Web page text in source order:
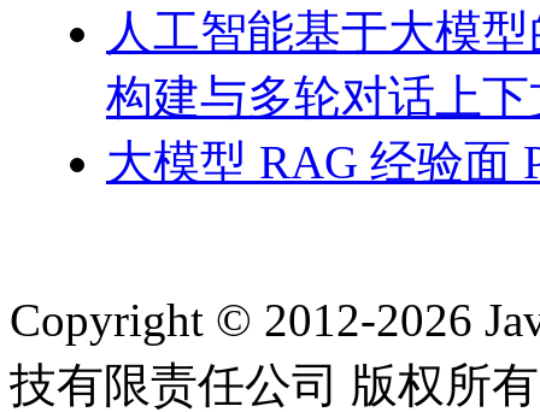
人工智能基于大模
构建与多轮对话上
大模型 RAG 经验面
Copyright © 2012-2026
技有限责任公司 版权所有